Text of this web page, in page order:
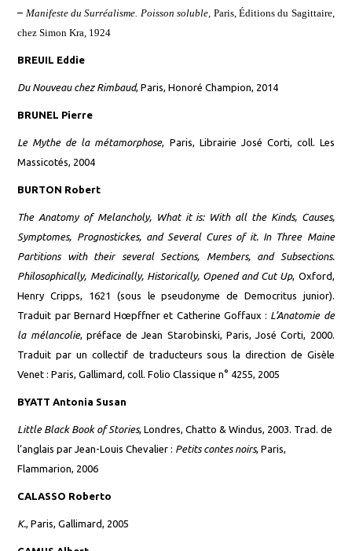
– Manifeste du Surréalisme. Poisson soluble, Paris, Éditions du Sagittaire,
chez Simon Kra, 1924
BREUIL Eddie
Du Nouveau chez Rimbaud, Paris, Honoré Champion, 2014
BRUNEL Pierre
Le Mythe de la métamorphose, Paris, Librairie José Corti, coll. Les
Massicotés, 2004
BURTON Robert
The Anatomy of Melancholy, What it is: With all the Kinds, Causes,
Symptomes, Prognostickes, and Several Cures of it. In Three Maine
Partitions with their several Sections, Members, and Subsections.
Philosophically, Medicinally, Historically, Opened and Cut Up, Oxford,
Henry Cripps, 1621 (sous le pseudonyme de Democritus junior).
Traduit par Bernard Hœpffner et Catherine Goffaux : L’Anatomie de
la mélancolie, préface de Jean Starobinski, Paris, José Corti, 2000.
Traduit par un collectif de traducteurs sous la direction de Gisèle
Venet : Paris, Gallimard, coll. Folio Classique n° 4255, 2005
BYATT Antonia Susan
Little Black Book of Stories, Londres, Chatto & Windus, 2003. Trad. de
l’anglais par Jean-Louis Chevalier : Petits contes noirs, Paris,
Flammarion, 2006
CALASSO Roberto
K., Paris, Gallimard, 2005